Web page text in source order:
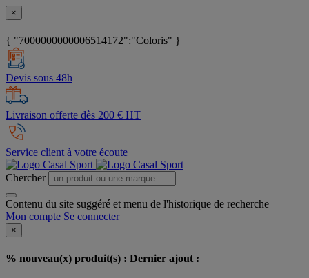
×
{ "7000000000006514172":"Coloris" }
Devis sous 48h
Livraison offerte dès 200 € HT
Service client à votre écoute
Chercher
Contenu du site suggéré et menu de l'historique de recherche
Mon compte Se connecter
×
% nouveau(x) produit(s) : Dernier ajout :